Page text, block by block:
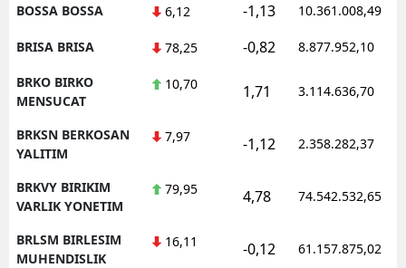
BOSSA BOSSA 6,12 -1,13 10.361.008,49
BRISA BRISA 78,25 -0,82 8.877.952,10
BRKO BIRKO
MENSUCAT
10,70 1,71 3.114.636,70
BRKSN BERKOSAN
YALITIM
7,97 -1,12 2.358.282,37
BRKVY BIRIKIM
VARLIK YONETIM
79,95 4,78 74.542.532,65
BRLSM BIRLESIM
MUHENDISLIK
16,11 -0,12 61.157.875,02